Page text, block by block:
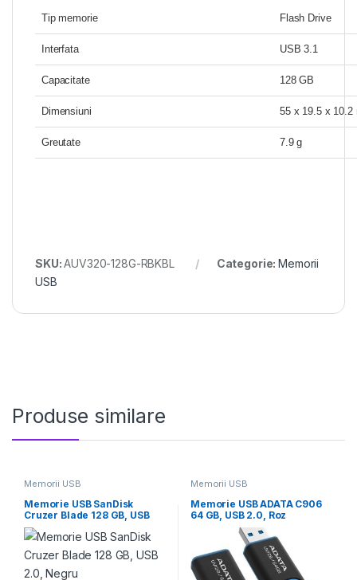
Tip memorie Flash Drive
Interfata USB 3.1
Capacitate 128 GB
Dimensiuni 55 x 19.5 x 10.2
Greutate 7.9 g
SKU:AUV320-128G-RBKBL Categorie:Memorii
USB
Produse similare
Memorii USB
Memorie USB SanDisk
Cruzer Blade 128 GB, USB
2.0, Negru
Memorii USB
Memorie USB ADATA C906
64 GB, USB 2.0, Roz